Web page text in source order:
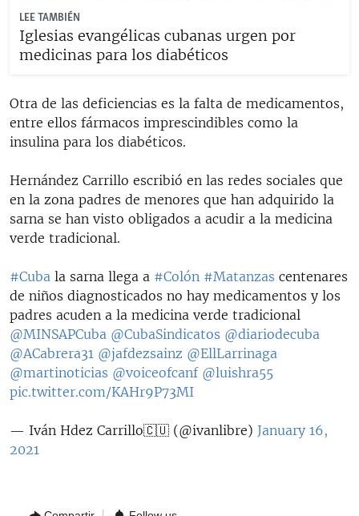
LEE TAMBIÉN
Iglesias evangélicas cubanas urgen por
medicinas para los diabéticos
Otra de las deficiencias es la falta de medicamentos,
entre ellos fármacos imprescindibles como la
insulina para los diabéticos.
Hernández Carrillo escribió en las redes sociales que
en la zona padres de menores que han adquirido la
sarna se han visto obligados a acudir a la medicina
verde tradicional.
#Cuba la sarna llega a #Colón #Matanzas centenares
de niños diagnosticados no hay medicamentos y los
padres acuden a la medicina verde tradicional
@MINSAPCuba @CubaSindicatos @diariodecuba
@ACabrera31 @jafdezsainz @EllLarrinaga
@martinoticias @voiceofcanf @luishra55
pic.twitter.com/KAHr9P73MI
— Iván Hdez Carrillo🇨🇺 (@ivanlibre) January 16,
2021